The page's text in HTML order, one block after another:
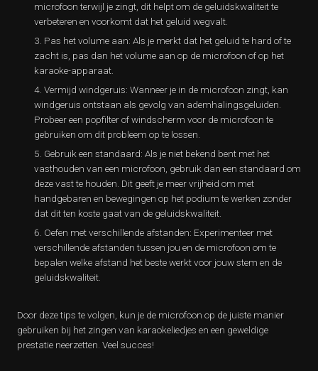
microfoon terwijl je zingt, dit helpt om de geluidskwaliteit te
verbeteren en voorkomt dat het geluid wegvalt.
Pas het volume aan: Als je merkt dat het geluid te hard of te
zacht is, pas dan het volume aan op de microfoon of op het
karaoke-apparaat.
Vermijd windgeruis: Wanneer je in de microfoon zingt, kan
windgeruis ontstaan als gevolg van ademhalingsgeluiden.
Probeer een popfilter of windscherm voor de microfoon te
gebruiken om dit probleem op te lossen.
Gebruik een standaard: Als je niet bekend bent met het
vasthouden van een microfoon, gebruik dan een standaard om
deze vast te houden. Dit geeft je meer vrijheid om met
handgebaren en bewegingen op het podium te werken zonder
dat dit ten koste gaat van de geluidskwaliteit.
Oefen met verschillende afstanden: Experimenteer met
verschillende afstanden tussen jou en de microfoon om te
bepalen welke afstand het beste werkt voor jouw stem en de
geluidskwaliteit.
Door deze tips te volgen, kun je de microfoon op de juiste manier
gebruiken bij het zingen van karaokeliedjes en een geweldige
prestatie neerzetten. Veel succes!